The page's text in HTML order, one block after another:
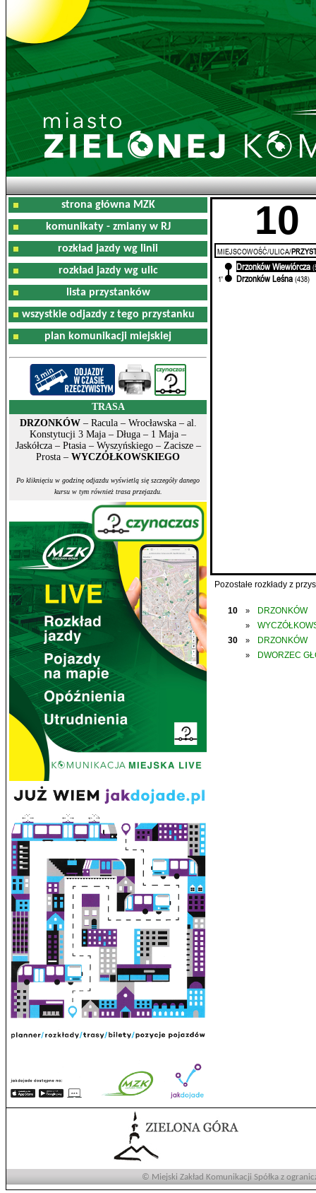
strona główna MZK
komunikaty - zmiany w RJ
rozkład jazdy wg linii
rozkład jazdy wg ulic
lista przystanków
wszystkie odjazdy z tego przystanku
plan komunikacji miejskiej
TRASA
DRZONKÓW– Racula – Wrocławska – al.
Konstytucji 3 Maja – Długa – 1 Maja –
Jaskółcza – Ptasia – Wyszyńskiego – Zacisze –
Prosta – WYCZÓŁKOWSKIEGO
Po kliknięciu w godzinę odjazdu wyświetlą się szczegóły danego
kursu w tym również trasa przejazdu.
10
MIEJSCOWOŚĆ/ULICA/
Drzonków Wiewiórcza
1'
Drzonków Leśna (438)
Pozostałe rozkłady z
10 » DRZONKÓW
»
30
» DRZONKÓW
» DWORZEC
© Miejski Zakład Komunikacji Spółka z